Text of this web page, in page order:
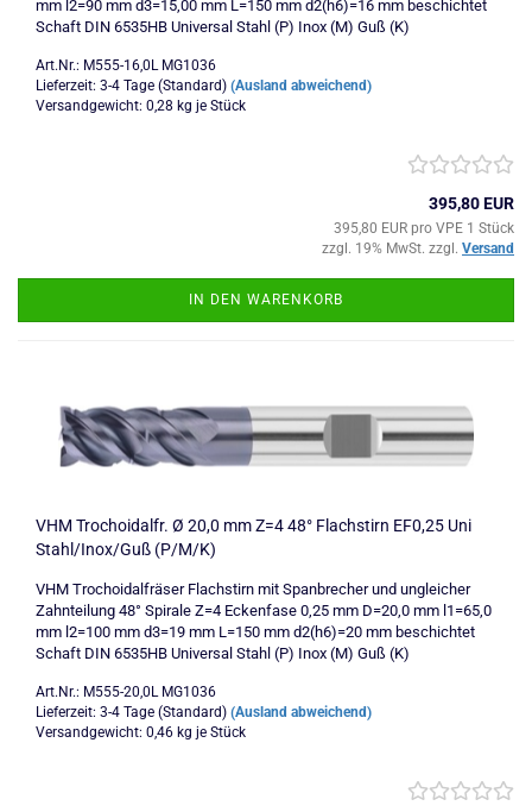
mm l2=90 mm d3=15,00 mm L=150 mm d2(h6)=16 mm beschichtet
Schaft DIN 6535HB Universal Stahl (P) Inox (M) Guß (K)
Art.Nr.: M555-16,0L MG1036
Lieferzeit: 3-4 Tage (Standard) (Ausland abweichend)
Versandgewicht: 0,28 kg je Stück
395,80 EUR
395,80 EUR pro VPE 1 Stück
zzgl. 19% MwSt. zzgl. Versand
IN DEN WARENKORB
VHM Trochoidalfr. Ø 20,0 mm Z=4 48° Flachstirn EF0,25 Uni
Stahl/Inox/Guß (P/M/K)
VHM Trochoidalfräser Flachstirn mit Spanbrecher und ungleicher
Zahnteilung 48° Spirale Z=4 Eckenfase 0,25 mm D=20,0 mm l1=65,0
mm l2=100 mm d3=19 mm L=150 mm d2(h6)=20 mm beschichtet
Schaft DIN 6535HB Universal Stahl (P) Inox (M) Guß (K)
Art.Nr.: M555-20,0L MG1036
Lieferzeit: 3-4 Tage (Standard) (Ausland abweichend)
Versandgewicht: 0,46 kg je Stück